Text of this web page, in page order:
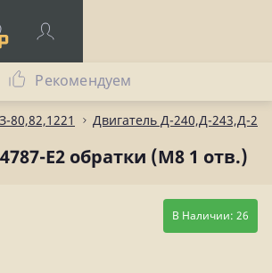
80,82,1221 Двигатель Д-240,Д-243,Д-
Е2 обратки (М8 1 отв.)
Рекомендуем
В Наличии: 26